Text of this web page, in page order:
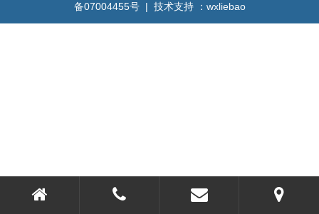
备07004455号| 技术支持 ： wxliebao